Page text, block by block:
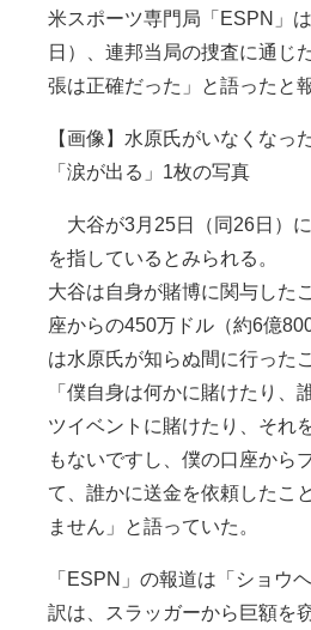
米スポーツ専門局「ESPN」
日）、連邦当局の捜査に通じ
張は正確だった」と語ったと
【画像】水原氏がいなくな
「涙が出る」1枚の写真
大谷が3月25日（同26日）
を指しているとみられる。
大谷は自身が賭博に関与した
座からの450万ドル（約6億
は水原氏が知らぬ間に行った
「僕自身は何かに賭けたり、
ツイベントに賭けたり、それ
もないですし、僕の口座から
て、誰かに送金を依頼したこ
ません」と語っていた。
「ESPN」の報道は「ショウ
訳は、スラッガーから巨額を